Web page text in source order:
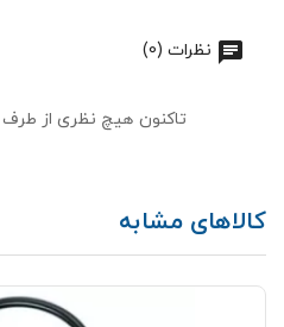
نظرات (0)
تاکنون هیچ نظری از طرف
کالاهای مشابه